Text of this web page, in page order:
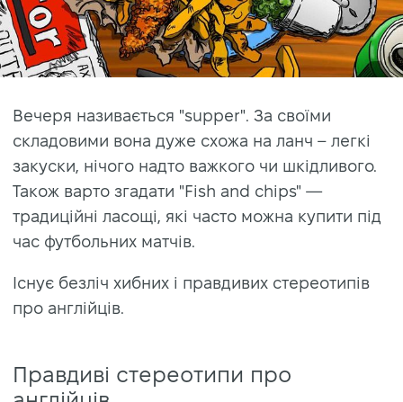
Вечеря називається "supper". За своїми
складовими вона дуже схожа на ланч – легкі
закуски, нічого надто важкого чи шкідливого.
Також варто згадати "Fish and chips" —
традиційні ласощі, які часто можна купити під
час футбольних матчів.
Існує безліч хибних і правдивих стереотипів
про англійців.
Правдиві стереотипи про